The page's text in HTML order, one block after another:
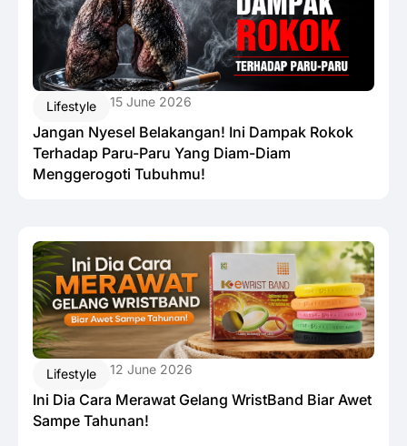
Lifestyle 15 June 2026
Jangan Nyesel Belakangan! Ini Dampak Rokok
Terhadap Paru-Paru Yang Diam-Diam
Menggerogoti Tubuhmu!
Lifestyle 12 June 2026
Ini Dia Cara Merawat Gelang WristBand Biar Awet
Sampe Tahunan!